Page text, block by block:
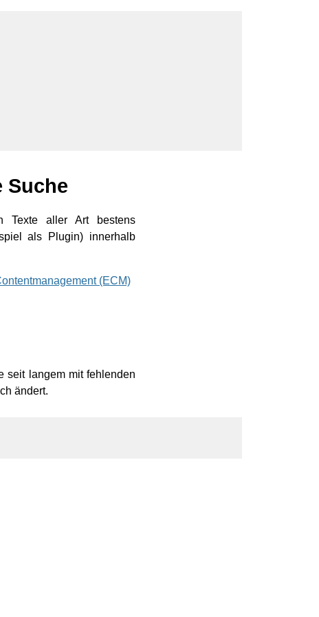
Suche
Texte aller Art bestens
als Plugin) innerhalb
(ECM)
seit langem mit fehlenden
ändert.